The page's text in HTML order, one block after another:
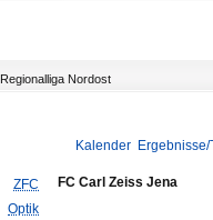
Regionalliga Nordost
Kalender
ZFC
Optik
FC Carl Zeiss Jena